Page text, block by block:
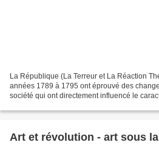
La République (La Terreur et La Réaction
années 1789 à 1795 ont éprouvé des
société qui ont directement influencé le
Art et révolution - art sous